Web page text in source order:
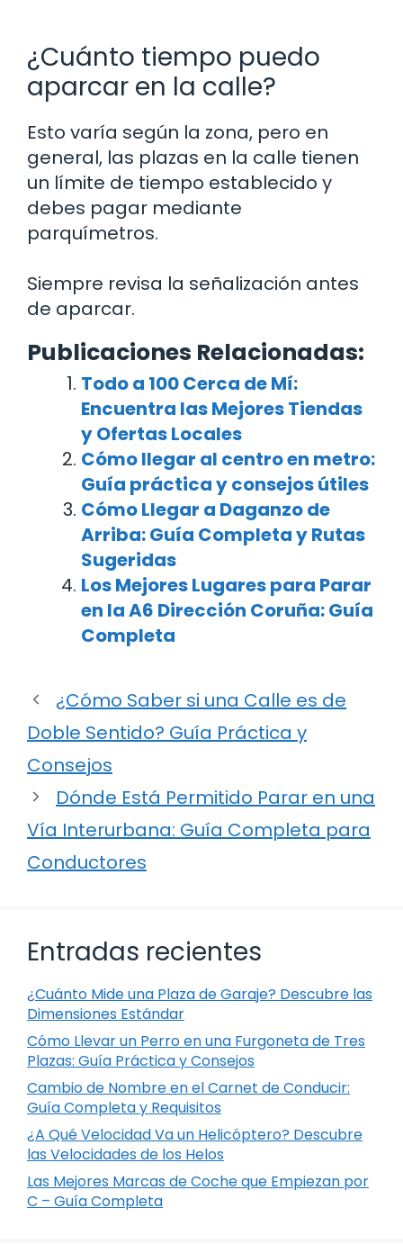
¿Cuánto tiempo puedo
aparcar en la calle?
Esto varía según la zona, pero en
general, las plazas en la calle tienen
un límite de tiempo establecido y
debes pagar mediante
parquímetros.
Siempre revisa la señalización antes
de aparcar.
Publicaciones Relacionadas:
Todo a 100 Cerca de Mí:
Encuentra las Mejores Tiendas
y Ofertas Locales
Cómo llegar al centro en metro:
Guía práctica y consejos útiles
Cómo Llegar a Daganzo de
Arriba: Guía Completa y Rutas
Sugeridas
Los Mejores Lugares para Parar
en la A6 Dirección Coruña: Guía
Completa
¿Cómo Saber si una Calle es de
Doble Sentido? Guía Práctica y
Consejos
Dónde Está Permitido Parar en una
Vía Interurbana: Guía Completa para
Conductores
Entradas recientes
¿Cuánto Mide una Plaza de Garaje? Descubre las
Dimensiones Estándar
Cómo Llevar un Perro en una Furgoneta de Tres
Plazas: Guía Práctica y Consejos
Cambio de Nombre en el Carnet de Conducir:
Guía Completa y Requisitos
¿A Qué Velocidad Va un Helicóptero? Descubre
las Velocidades de los Helos
Las Mejores Marcas de Coche que Empiezan por
C – Guía Completa